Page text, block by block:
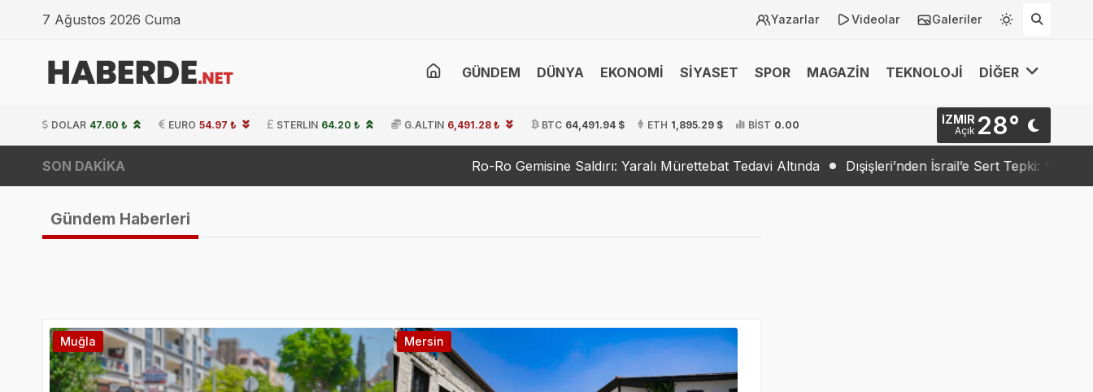
7 Ağustos 2026 Cuma Yazarlar Videolar Galeriler
GÜNDEM DÜNYA EKONOMİ SİYASET SPOR MAGAZİN TEKNOLOJİ DİĞER
DOLAR 47.60 ₺ EURO 54.97 ₺ STERLIN 64.20 ₺ G.ALTIN 6,491.28 ₺ BTC 64,491.94 $ ETH 1,895.29 $ BİST 0.00 İZMIR
Açık 28°
SON DAKİKA Ro-Ro Gemisine Saldırı: Yaralı Mürettebat Tedavi Altında Dışişleri’nden İsrail’e Sert Tepki: “Barış İradesi Yok”
Gündem Haberleri
Muğla Mersin